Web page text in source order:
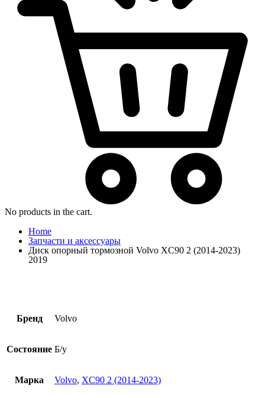
No products in the cart.
Home
Запчасти и аксессуары
Диск опорный тормозной Volvo XC90 2 (2014-2023)
2019
Бренд Volvo
Состояние Б/у
Марка Volvo, XC90 2 (2014-2023)